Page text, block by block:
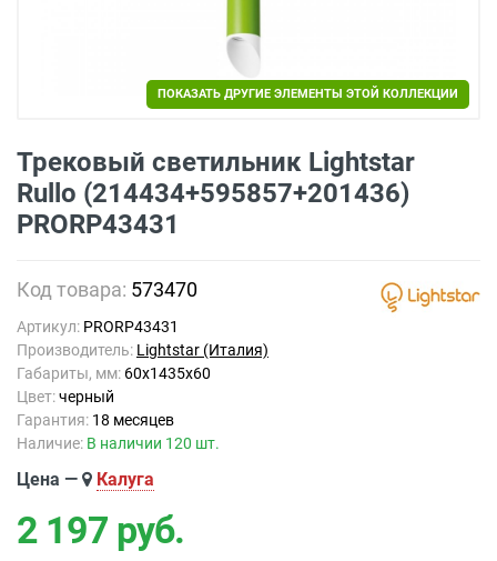
ПОКАЗАТЬ ДРУГИЕ ЭЛЕМЕНТЫ ЭТОЙ КОЛЛЕКЦИИ
Трековый светильник Lightstar
Rullo (214434+595857+201436)
PRORP43431
Код товара: 573470
Артикул: PRORP43431
Производитель: Lightstar (Италия)
Габариты, мм: 60x1435x60
Цвет:черный
Гарантия: 18 месяцев
Наличие: В наличии 120 шт.
Цена — Калуга
2 197 руб.